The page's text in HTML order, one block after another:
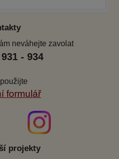
neváhejte zavolat
- 934
formulář
projekty